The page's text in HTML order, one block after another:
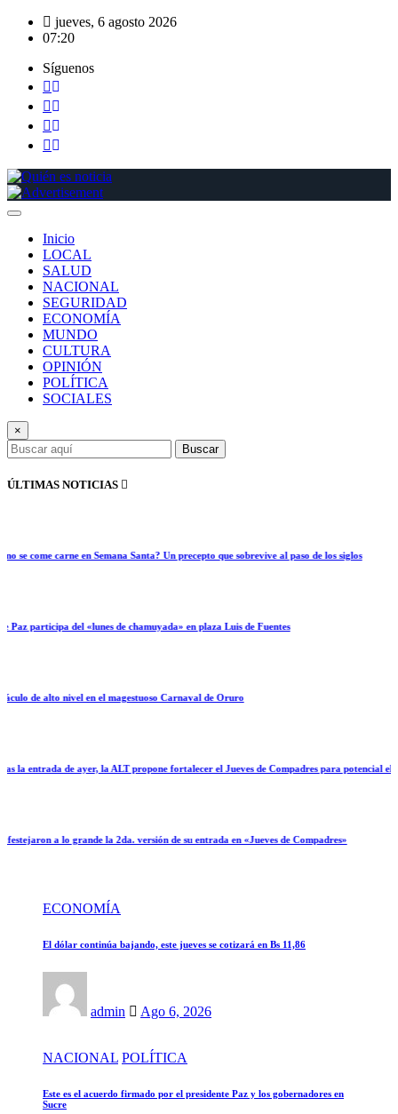
Saltar
jueves, 6 agosto 2026
07:20
Síguenos
Inicio
LOCAL
SALUD
NACIONAL
SEGURIDAD
ECONOMÍA
MUNDO
CULTURA
OPINIÓN
POLÍTICA
SOCIALES
×
Buscar
ÚLTIMAS NOTICIAS
carne en Semana Santa? Un precepto que sobrevive al paso de los siglos
del «lunes de chamuyada» en plaza Luis de Fuentes
de alto nivel en el magestuoso Carnaval de Oruro
de ayer, la ALT propone fortalecer el Jueves de Compadres para potencial el
a lo grande la 2da. versión de su entrada en «Jueves de Compadres»
ECONOMÍA
El dólar continúa bajando, este jueves se cotizará en Bs 11,86
admin Ago 6, 2026
NACIONAL POLÍTICA
Este es el acuerdo firmado por el presidente Paz y los gobernadores en
Sucre